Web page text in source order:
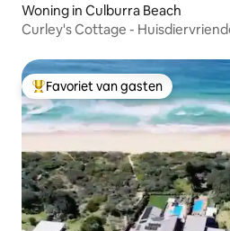
Woning in Culburra Beach
Curley's Cottage -
Topfavoriet van gasten
Favoriet van gasten